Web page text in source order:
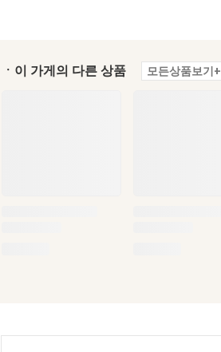
ㆍ이 가게의 다른 상품 모든상품보기+